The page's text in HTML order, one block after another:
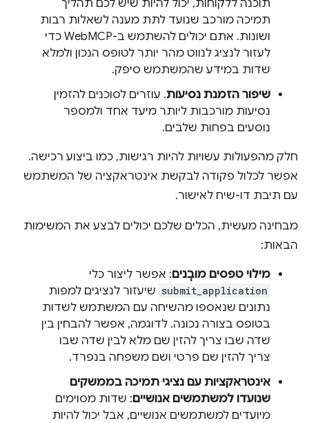
תוכנה ללקוחות, יכול להיות שיש לכם תהליך
תמיכה מורכב שנועד לתת מענה לשאלות רבות
ושונות. אתם יכולים להשתמש ב-WebMCP כדי
לעזור לנציג לנווט מהר יותר לטופס הנכון ולמלא
שדות במידע שהמשתמש סיפק.
שיפור הזמנת נסיעות. עוזרים לסוכנים להזמין
נסיעות מורכבות ליותר מיעד אחד ולמספר
נוסעים בפחות שלבים.
חלק מהפעולות עשויות להיות רגישות, כמו ביצוע רכישה.
אפשר לכלול פקודה לבקשת אינטראקציה של המשתמש
עם תיבת דו-שיח לאישור.
מבחינה מעשית, הכלים שלכם יכולים לבצע את המשימות
הבאות:
מילוי טפסים מובְנים: אפשר ליצור כלי
submit_application שיעזור לנציגים למפות
נתונים שנאספו מהשיחה עם המשתמש לשדות
בטופס בצורה נכונה. לדוגמה, אפשר להבחין בין
שדה שבו צריך להזין שם מלא לבין שדה שבו
צריך להזין שם פרטי ושם משפחה בנפרד.
אינטראקציות עם נציגי תמיכה בממשקים
שנועדו למשתמשים אנושיים: שדות מסוימים
מיועדים למשתמשים אנושיים, אבל יכול להיות